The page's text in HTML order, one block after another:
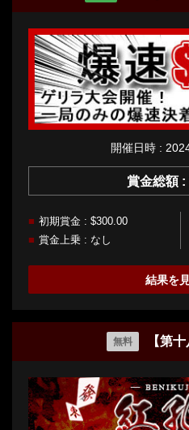
開催日時 :
賞金総額 :
初期賞金 : $300.00
賞金上乗 : なし
結果を
無料 【第